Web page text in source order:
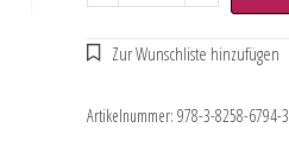
Artikelnummer: 978-3-8258-6794-3